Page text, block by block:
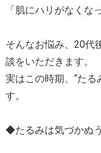
「肌にハリがなくな
そんなお悩み、20代
談をいただきます。
実はこの時期、“た
す。
◆たるみは気づかぬ